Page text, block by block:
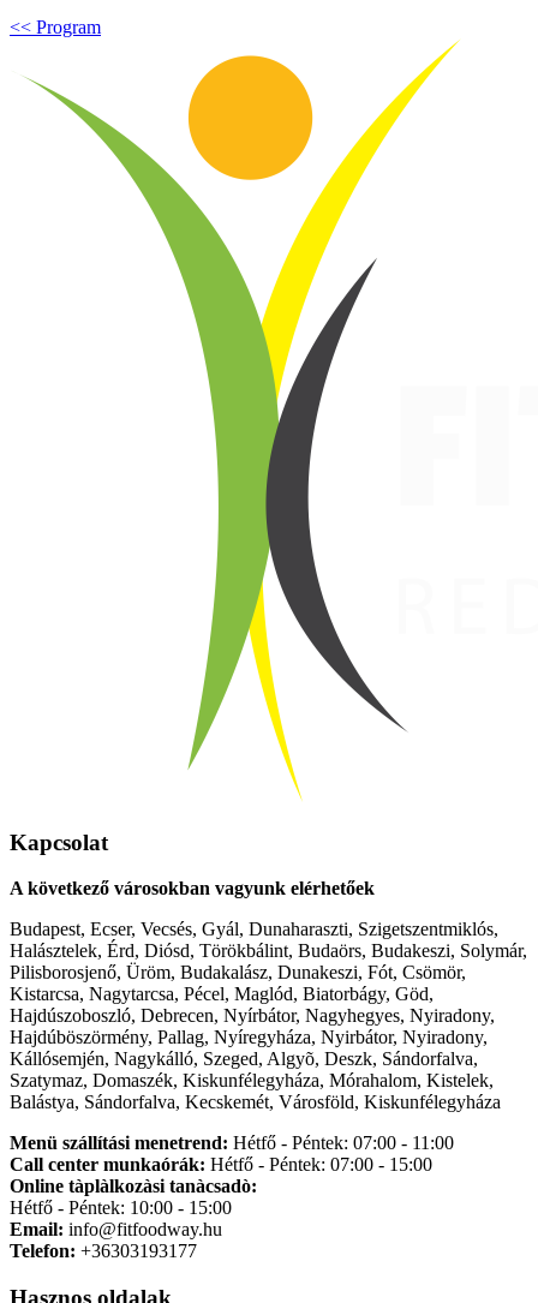
<< Program
Kapcsolat
A következő városokban vagyunk elérhetőek
Budapest, Ecser, Vecsés, Gyál, Dunaharaszti, Szigetszentmiklós,
Halásztelek, Érd, Diósd, Törökbálint, Budaörs, Budakeszi, Solymár,
Pilisborosjenő, Üröm, Budakalász, Dunakeszi, Fót, Csömör,
Kistarcsa, Nagytarcsa, Pécel, Maglód, Biatorbágy, Göd,
Hajdúszoboszló, Debrecen, Nyírbátor, Nagyhegyes, Nyiradony,
Hajdúböszörmény, Pallag, Nyíregyháza, Nyirbátor, Nyiradony,
Kállósemjén, Nagykálló, Szeged, Algyõ, Deszk, Sándorfalva,
Szatymaz, Domaszék, Kiskunfélegyháza, Mórahalom, Kistelek,
Balástya, Sándorfalva, Kecskemét, Városföld, Kiskunfélegyháza
Menü szállítási menetrend: Hétfő - Péntek: 07:00 - 11:00
Call center munkaórák: Hétfő - Péntek: 07:00 - 15:00
Online tàplàlkozàsi tanàcsadò:
Hétfő - Péntek: 10:00 - 15:00
Email: info@fitfoodway.hu
Telefon: +36303193177
Hasznos oldalak